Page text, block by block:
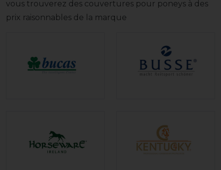
vous trouverez des couvertures pour poneys à des
prix raisonnables de la marque